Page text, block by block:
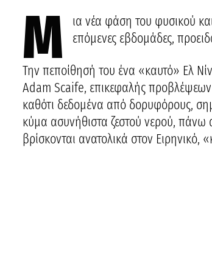
Μ
ια νέα φάση του φυσικού
επόμενες εβδομάδες,
Την πεποίθησή του ένα «καυτό» Ελ
Adam Scaife, επικεφαλής
καθότι δεδομένα από δορυφόρους,
κύμα ασυνήθιστα ζεστού νερού,
βρίσκονται ανατολικά στον